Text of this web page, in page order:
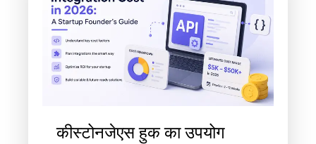
कीस्टोनजेएस हुक का उपयोग